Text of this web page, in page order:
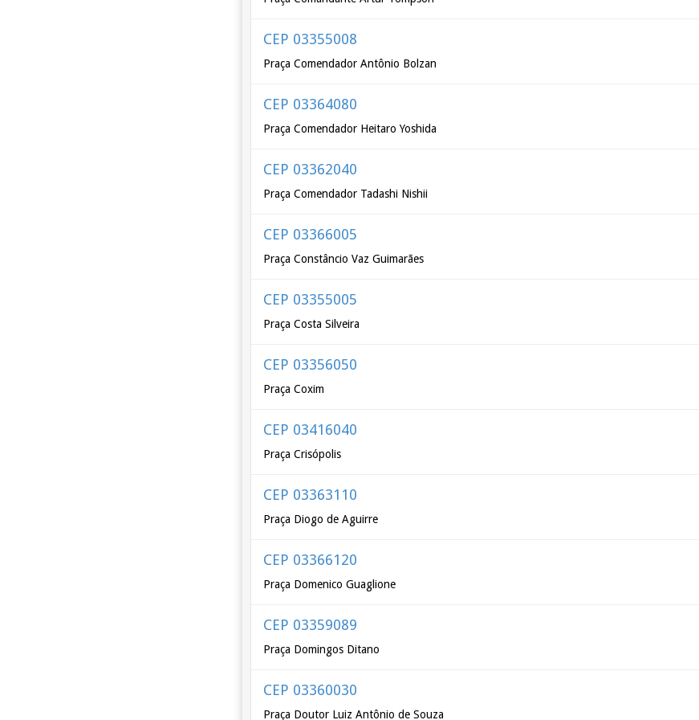
CEP 03355008
Praça Comendador Antônio Bolzan
CEP 03364080
Praça Comendador Heitaro Yoshida
CEP 03362040
Praça Comendador Tadashi Nishii
CEP 03366005
Praça Constâncio Vaz Guimarães
CEP 03355005
Praça Costa Silveira
CEP 03356050
Praça Coxim
CEP 03416040
Praça Crisópolis
CEP 03363110
Praça Diogo de Aguirre
CEP 03366120
Praça Domenico Guaglione
CEP 03359089
Praça Domingos Ditano
CEP 03360030
Praça Doutor Luiz Antônio de Souza